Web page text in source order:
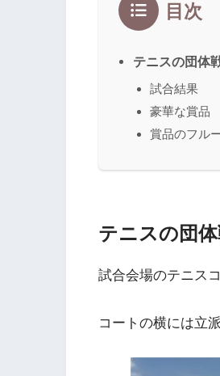
目次
テニスの団体
試合結果
豪華な賞品
賞品のフル
テニスの団
試合会場のテニス
コートの横には立